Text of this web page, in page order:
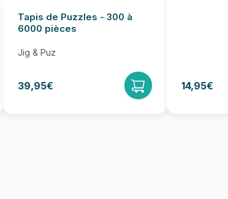
Tapis de Puzzles - 300 à
6000 pièces
Jig & Puz
39,95€ 14,95€